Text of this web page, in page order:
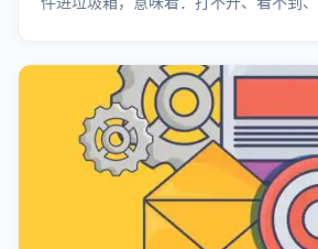
件营销公司，我们结合大量实操经验，